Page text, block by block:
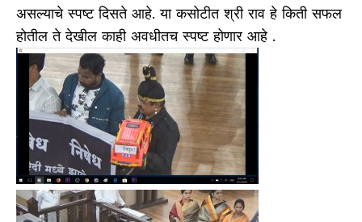
असल्याचे स्पष्ट दिसते आहे. या कसोटीत श्री राव हे किती सफल
होतील ते देखील काही अवधीतच स्पष्ट होणार आहे .